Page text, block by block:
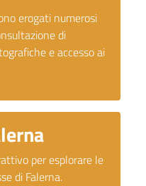
erogati numerosi
di
e accesso ai
per esplorare le
di Falerna.